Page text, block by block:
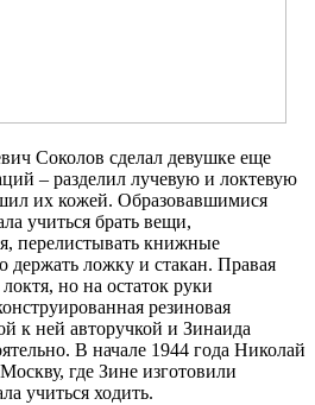
Соколов сделал девушке еще
– разделил лучевую и локтевую
их кожей. Образовавшимися
учиться брать вещи,
перелистывать книжные
держать ложку и стакан. Правая
но на остаток руки
резиновая
к ней авторучкой и Зинаида
В начале 1944 года Николай
где Зине изготовили
учиться ходить.